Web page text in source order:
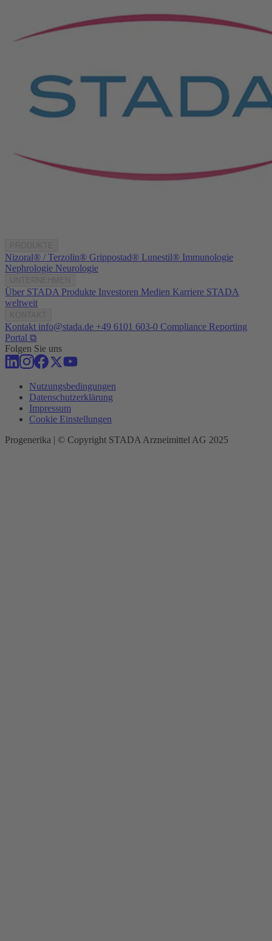
Nizoral® / Terzolin® Grippostad® Lunestil® Immunologie
Nephrologie Neurologie
Über STADA Produkte Investoren Medien Karriere STADA
weltweit
Kontakt info@stada.de +49 6101 603-0 Compliance Reporting
Portal ⧉
Folgen Sie uns
Nutzungsbedingungen
Datenschutzerklärung
Impressum
Cookie Einstellungen
Progenerika | © Copyright STADA Arzneimittel AG 2025